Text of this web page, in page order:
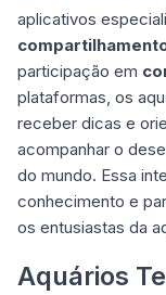
aplicativos
participação em
plataformas, os
receber dicas e
acompanhar o
do mundo. Essa
conhecimento e
os entusiastas da
Aquários